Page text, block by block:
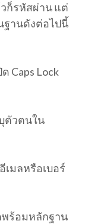
ก็รหัสผ่าน แต่
ฐานดังต่อไปนี้
Caps Lock
ตัวตนใน
เมลหรือเบอร์
พร้อมหลักฐาน